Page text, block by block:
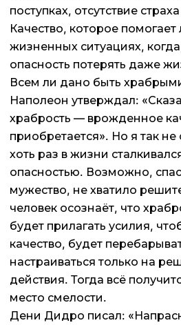
поступках, отсутствие
Качество, которое
жизненных ситуациях,
опасность потерять даже
Всем ли дано быть
Наполеон утверждал:
храбрость — врожденное
приобретается». Но я так
хоть раз в жизни
опасностью. Возможно,
мужество, не хватило
человек осознаёт, что
будет прилагать усилия,
качество, будет
настраиваться только на
действия. Тогда всё
место смелости.
Дени Дидро писал: